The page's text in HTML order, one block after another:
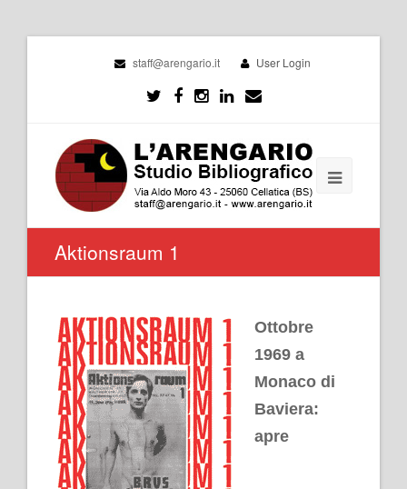
staff@arengario.it User Login
Aktionsraum 1
Ottobre
1969 a
Monaco di
Baviera:
apre